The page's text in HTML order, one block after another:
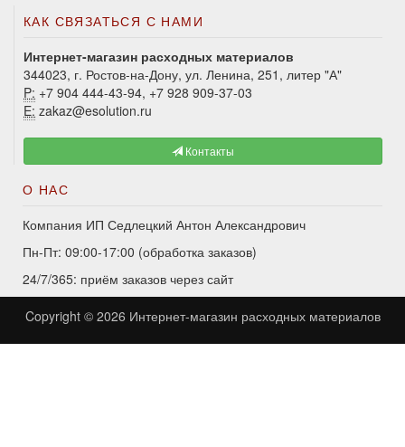
КАК СВЯЗАТЬСЯ С НАМИ
Интернет-магазин расходных материалов
344023, г. Ростов-на-Дону, ул. Ленина, 251, литер "А"
P: +7 904 444-43-94, +7 928 909-37-03
E: zakaz@esolution.ru
Контакты
О НАС
Компания ИП Седлецкий Антон Александрович
Пн-Пт: 09:00-17:00 (обработка заказов)
24/7/365: приём заказов через сайт
Copyright © 2026 Интернет-магазин расходных материалов